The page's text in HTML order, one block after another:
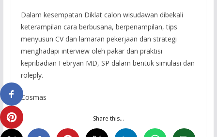
Dalam kesempatan Diklat calon wisudawan dibekali
keterampilan cara berbusana, berpenampilan, tips
menyusun CV dan lamaran pekerjaan dan strategi
menghadapi interview oleh pakar dan praktisi
kepribadian Febryan MD, SP dalam bentuk simulasi dan
roleply.
Cosmas
Share this…